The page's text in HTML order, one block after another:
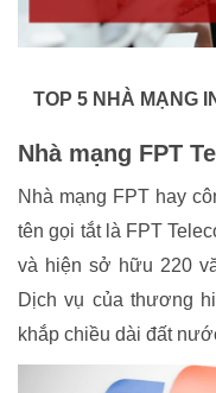
TOP 5 NHÀ MẠNG
Nhà mạng FPT
Nhà mạng FPT hay
tên gọi tắt là FPT
và hiện sở hữu 220
Dịch vụ của thương
khắp chiều dài đất